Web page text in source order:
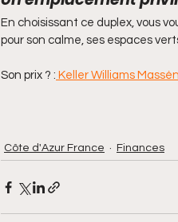
En choisissant ce duplex, vous
pour son calme, ses espaces
Son prix ? : Keller Williams
Côte d'Azur France Finances